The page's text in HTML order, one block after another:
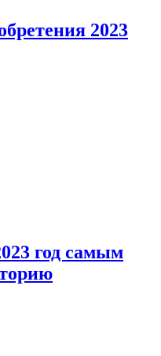
2023
год самым